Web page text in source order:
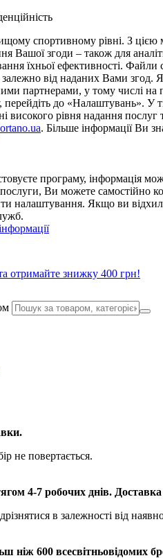
спортивному рівні. З цією
Вашої згоди – також для
їхньої ефективності. Файли
залежно від наданих Вами
партнерами, у тому числі
перейдіть до «Налаштувань». У
високого рівня надання
. Більше інформації Ви
програму, інформація
Ви можете самостійно
налаштування. Якщо ви
отримайте знижку 400 грн!
не повертається.
4-7 робочих днів.
в залежності від
ніж 600 всесвітньовідомих